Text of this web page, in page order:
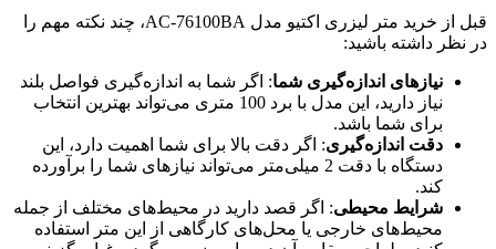
قبل از خرید متر لیزری اکتیو مدل AC-76100BA، چند نکته مهم را
در نظر داشته باشید:
نیازهای اندازه‌گیری شما: اگر شما به اندازه‌گیری فواصل بلند
نیاز دارید، این مدل با برد 100 متری می‌تواند بهترین انتخاب
برای شما باشد.
دقت اندازه‌گیری: اگر دقت بالا برای شما اهمیت دارد، این
دستگاه با دقت 2 میلی‌متر می‌تواند نیازهای شما را برآورده
کند.
شرایط محیطی: اگر قصد دارید در محیط‌های مختلف از جمله
محیط‌های خارجی یا محل‌های کارگاهی از این متر استفاده